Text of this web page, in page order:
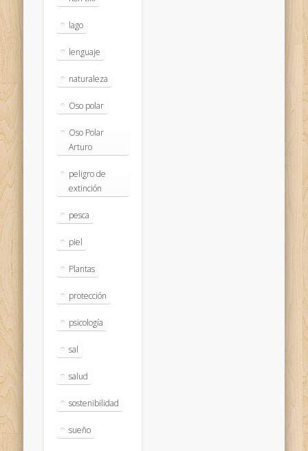
lago
lenguaje
naturaleza
Oso polar
Oso Polar
Arturo
peligro de
extinción
pesca
piel
Plantas
protección
psicología
sal
salud
sostenibilidad
sueño